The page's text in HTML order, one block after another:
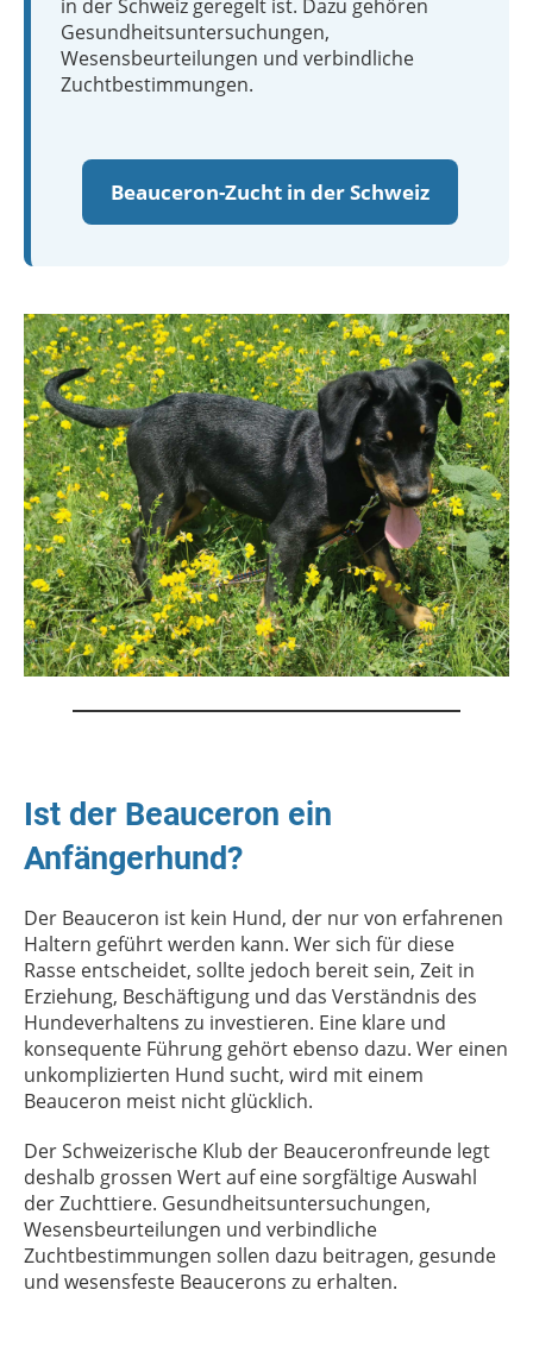
in der Schweiz geregelt ist. Dazu gehören
Gesundheitsuntersuchungen,
Wesensbeurteilungen und verbindliche
Zuchtbestimmungen.
Beauceron-Zucht in der Schweiz
Ist der Beauceron ein
Anfängerhund?
Der Beauceron ist kein Hund, der nur von erfahrenen
Haltern geführt werden kann. Wer sich für diese
Rasse entscheidet, sollte jedoch bereit sein, Zeit in
Erziehung, Beschäftigung und das Verständnis des
Hundeverhaltens zu investieren. Eine klare und
konsequente Führung gehört ebenso dazu. Wer einen
unkomplizierten Hund sucht, wird mit einem
Beauceron meist nicht glücklich.
Der Schweizerische Klub der Beauceronfreunde legt
deshalb grossen Wert auf eine sorgfältige Auswahl
der Zuchttiere. Gesundheitsuntersuchungen,
Wesensbeurteilungen und verbindliche
Zuchtbestimmungen sollen dazu beitragen, gesunde
und wesensfeste Beaucerons zu erhalten.